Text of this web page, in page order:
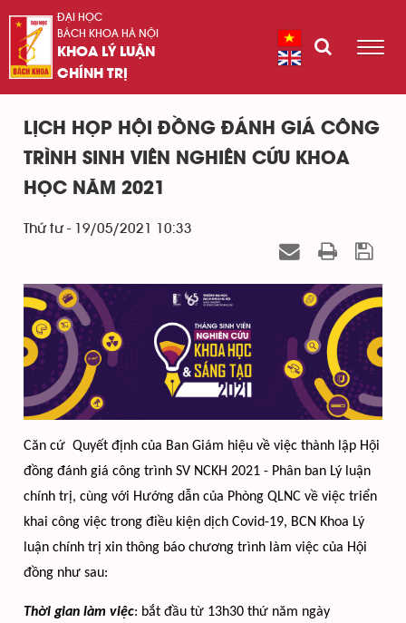
ĐẠI HỌC
BÁCH KHOA HÀ NỘI
KHOA LÝ LUẬN
CHÍNH TRỊ
LỊCH HỌP HỘI ĐỒNG ĐÁNH GIÁ CÔNG
TRÌNH SINH VIÊN NGHIÊN CỨU KHOA
HỌC NĂM 2021
Thứ tư - 19/05/2021 10:33
Căn cứ Quyết định của Ban Giám hiệu về việc thành lập Hội
đồng đánh giá công trình SV NCKH 2021 - Phân ban Lý luận
chính trị, cùng với Hướng dẫn của Phòng QLNC về việc triển
khai công việc trong điều kiện dịch Covid-19, BCN Khoa Lý
luận chính trị xin thông báo chương trình làm việc của Hội
đồng như sau:
Thời gian làm việc: bắt đầu từ 13h30 thứ năm ngày